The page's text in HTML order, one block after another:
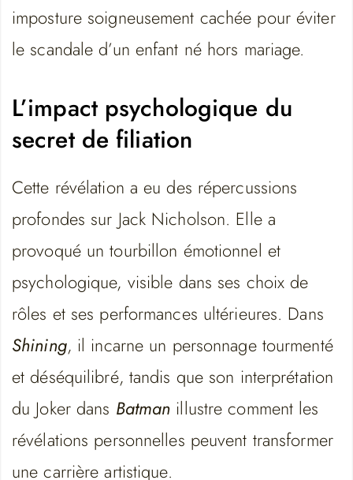
imposture soigneusement cachée pour éviter
le scandale d’un enfant né hors mariage.
L’impact psychologique du
secret de filiation
Cette révélation a eu des répercussions
profondes sur Jack Nicholson. Elle a
provoqué un tourbillon émotionnel et
psychologique, visible dans ses choix de
rôles et ses performances ultérieures. Dans
Shining, il incarne un personnage tourmenté
et déséquilibré, tandis que son interprétation
du Joker dans Batman illustre comment les
révélations personnelles peuvent transformer
une carrière artistique.